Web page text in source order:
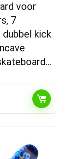
voor
7
dubbel kick